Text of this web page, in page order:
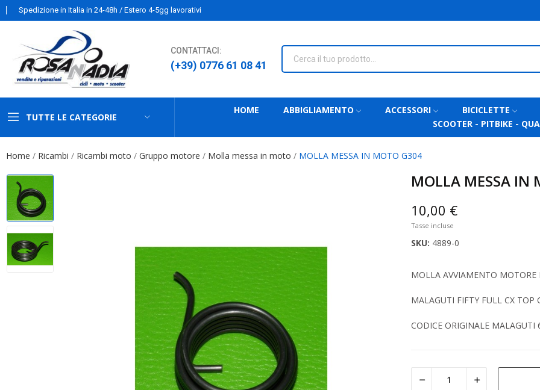
Spedizione in Italia in 24-48h / Estero 4-5gg lavorativi
CONTATTACI:
(+39) 0776 61 08 41
TUTTE LE CATEGORIE
HOME ABBIGLIAMENTO ACCESSORI
BICICLETTE
SCOOTER - PITBIKE -
Home Ricambi Ricambi moto Gruppo motore Molla messa in moto MOLLA MESSA IN MOTO G304
MOLLA MESSA IN
10,00 €
Tasse incluse
SKU: 4889-0
MOLLA AVVIAMENTO
MALAGUTI FIFTY FULL CX TOP
CODICE ORIGINALE MALAGUTI